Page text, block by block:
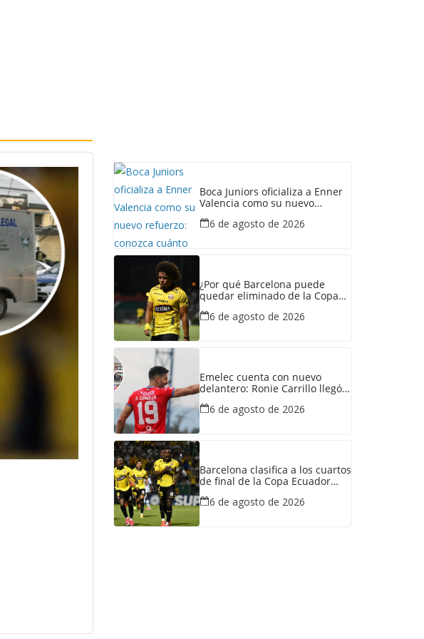
Boca Juniors oficializa a Enner
Valencia como su nuevo
ganaría el ecuatoriano
6 de agosto de 2026
¿Por qué Barcelona puede
quedar eliminado de la Copa
derrotado a Liga de Portoviejo?
6 de agosto de 2026
Emelec cuenta con nuevo
delantero: Ronie Carrillo llegó a
Bombillo
6 de agosto de 2026
Barcelona clasifica a los cuartos
de final de la Copa Ecuador
en polémica partido
6 de agosto de 2026